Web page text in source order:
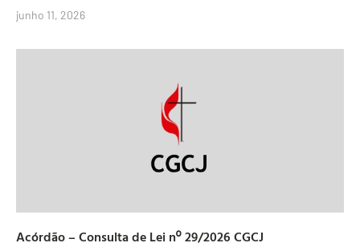
junho 11, 2026
Acórdão – Consulta de Lei nº 29/2026 CGCJ